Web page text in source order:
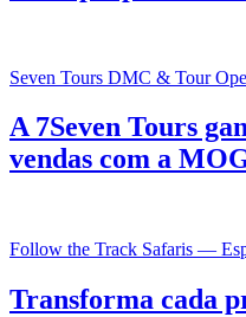
Seven Tours DMC & Tour
A 7Seven Tours
vendas com a
Follow the Track Safaris —
Transforma cada